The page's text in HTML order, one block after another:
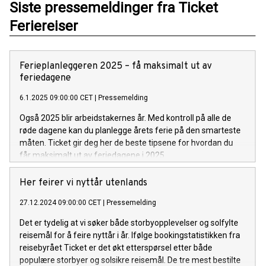
Siste pressemeldinger fra Ticket
Feriereiser
Ferieplanleggeren 2025 – få maksimalt ut av
feriedagene
6.1.2025 09:00:00 CET Pressemelding
Også 2025 blir arbeidstakernes år. Med kontroll på alle de
røde dagene kan du planlegge årets ferie på den smarteste
måten. Ticket gir deg her de beste tipsene for hvordan du
får maksimalt ut av feriedagene i 2025.
Her feirer vi nyttår utenlands
27.12.2024 09:00:00 CET Pressemelding
Det er tydelig at vi søker både storbyopplevelser og solfylte
reisemål for å feire nyttår i år. Ifølge bookingstatistikken fra
reisebyrået Ticket er det økt etterspørsel etter både
populære storbyer og solsikre reisemål. De tre mest bestilte